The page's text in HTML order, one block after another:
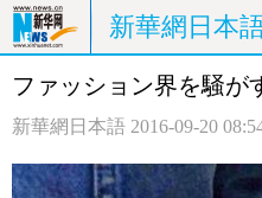
新華網日本
ホームページ
ファッション界を騒が
新華網日本語 2016-09-20